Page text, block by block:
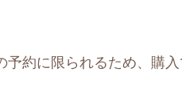
予約に限られるため、購